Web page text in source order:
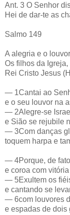
Ant. 3 O Senhor
Hei de dar-te as
Salmo 149
A alegria e o
Os filhos da
Rei Cristo Jesus
— 1Cantai ao
e o seu louvor na
— 2Alegre-se
e Sião se rejubile
— 3Com danças
toquem harpa e
— 4Porque, de
e coroa com
— 5Exultem os
e cantando se
— 6com louvores
e espadas de dois